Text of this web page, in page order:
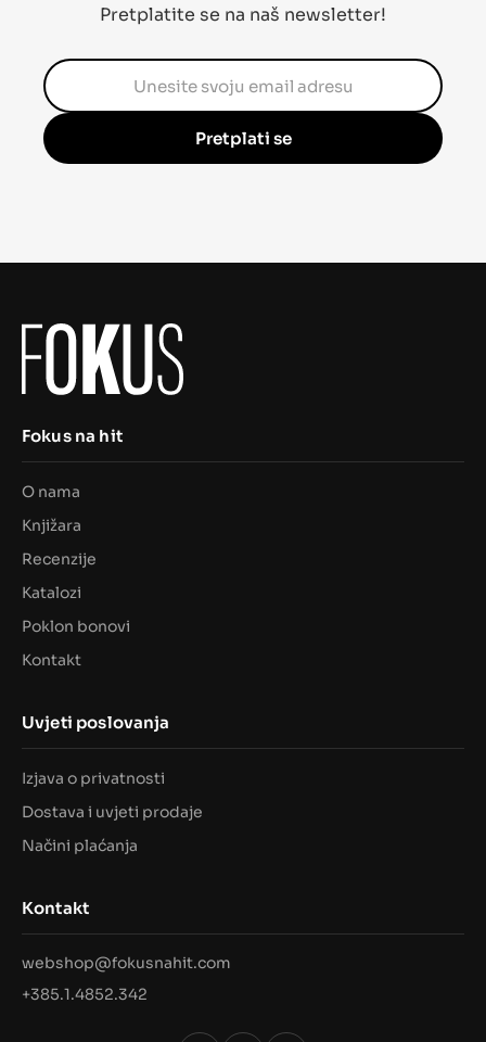
Pretplatite se na naš newsletter!
Pretplati se
Fokus na hit
O nama
Knjižara
Recenzije
Katalozi
Poklon bonovi
Kontakt
Uvjeti poslovanja
Izjava o privatnosti
Dostava i uvjeti prodaje
Načini plaćanja
Kontakt
webshop@fokusnahit.com
+385.1.4852.342